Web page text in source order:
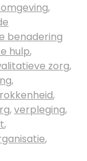
,
benadering
hulp,
zorg,
,
,
,verpleging,
,
,